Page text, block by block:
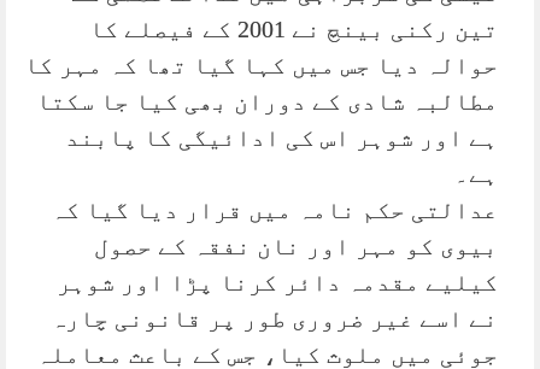
تین رکنی بینچ نے 2001 کے فیصلے کا
حوالہ دیا جس میں کہا گیا تھا کہ مہر کا
مطالبہ شادی کے دوران بھی کیا جا سکتا
ہے اور شوہر اس کی ادائیگی کا پابند
ہے۔
عدالتی حکم نامہ میں قرار دیا گیا کہ
بیوی کو مہر اور نان نفقہ کے حصول
کیلیے مقدمہ دائر کرنا پڑا اور شوہر
نے اسے غیر ضروری طور پر قانونی چارہ
جوئی میں ملوث کیا، جس کے باعث معاملہ